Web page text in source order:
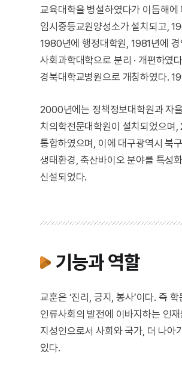
교육대학을 병설하였다가 이듬해
임시중등교원양성소가 설치되고,
1980년에 행정대학원, 1981년에
사회과학대학으로 분리 · 개편하였
경북대학교병원으로 개칭하였다.
2000년에는 정책정보대학원과 자
치의학전문대학원이 설치되었으
통합하였으며, 이에 대구광역시 북
생태환경, 축산바이오 분야를 특성
신설되었다.
기능과 역할
교훈은 ‘진리, 긍지, 봉사’이다. 즉
인류사회의 발전에 이바지하는 인
지성인으로서 사회와 국가, 더 나아
있다.